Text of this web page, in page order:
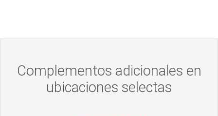
Complementos adicionales en
ubicaciones selectas